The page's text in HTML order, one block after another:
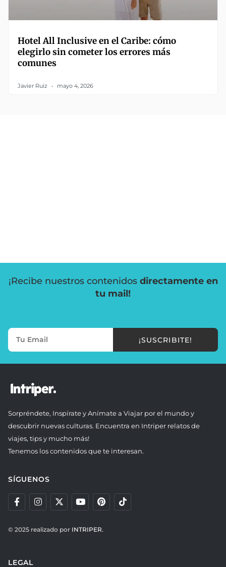
Hotel All Inclusive en el Caribe: cómo
elegirlo sin cometer los errores más
comunes
Javier Ruiz mayo 4, 2026
¡Recibe nuestros contenidos directamente en
tu mail!
¡SUSCRIBITE!
Sorpréndete, Inspírate y Anímate a Viajar por el mundo y
descubrir nuevas culturas. Encuentra en Intriper relatos de
viajes, tips y mucho más!
Tenemos los contenidos que te interesan.
SÍGUENOS
© 2025 realizado por INTRIPER.
LEGAL